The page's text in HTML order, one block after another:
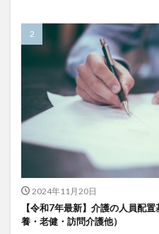
2024年11月20日
【令和7年最新】介護の人員配
養・老健・訪問介護他）